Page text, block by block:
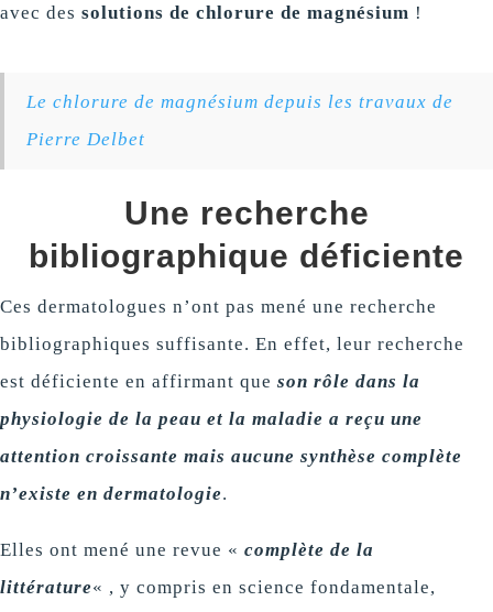
avec des solutions de chlorure de magnésium !
Le chlorure de magnésium depuis les travaux de
Pierre Delbet
Une recherche
bibliographique déficiente
Ces dermatologues n’ont pas mené une recherche
bibliographiques suffisante. En effet, leur recherche
est déficiente en affirmant que son rôle dans la
physiologie de la peau et la maladie a reçu une
attention croissante mais aucune synthèse complète
n’existe en dermatologie.
Elles ont mené une revue « complète de la
littérature« , y compris en science fondamentale,